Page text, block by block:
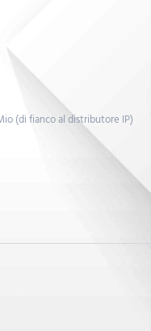
(di fianco al distributore IP)